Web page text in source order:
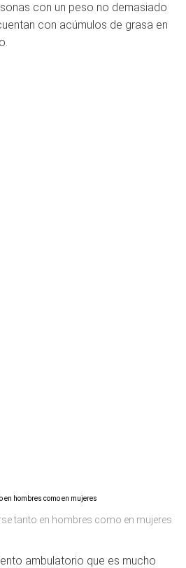
con un peso no demasiado
con acúmulos de grasa en
tanto en hombres como en mujeres
ambulatorio que es mucho